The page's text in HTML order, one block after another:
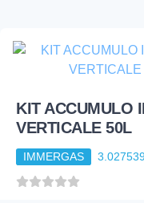
KIT ACCUMULO
VERTICALE 50L
IMMERGAS